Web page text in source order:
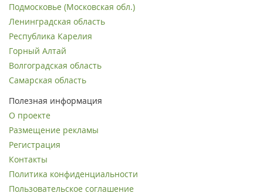
Подмосковье (Московская обл.)
Ленинградская область
Республика Карелия
Горный Алтай
Волгоградская область
Самарская область
Полезная информация
О проекте
Размещение рекламы
Регистрация
Контакты
Политика конфиденциальности
Пользовательское соглашение